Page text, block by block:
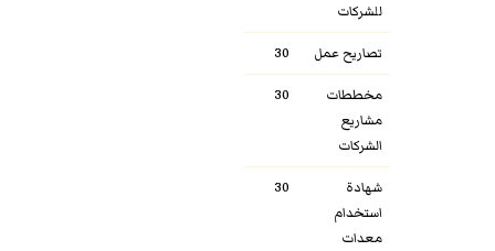
للشركات
تصاريح عمل
30
مخططات
مشاريع
الشركات
30
شهادة
استخدام
معدات
30